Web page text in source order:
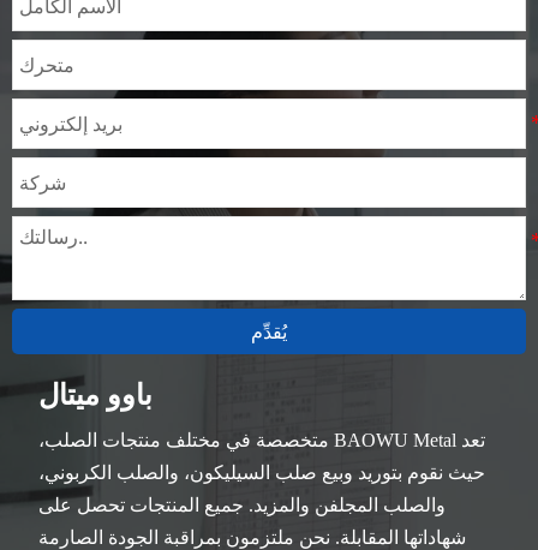
يُقدِّم
باوو ميتال
تعد BAOWU Metal متخصصة في مختلف منتجات الصلب،
حيث نقوم بتوريد وبيع صلب السيليكون، والصلب الكربوني،
والصلب المجلفن والمزيد. جميع المنتجات تحصل على
شهاداتها المقابلة. نحن ملتزمون بمراقبة الجودة الصارمة